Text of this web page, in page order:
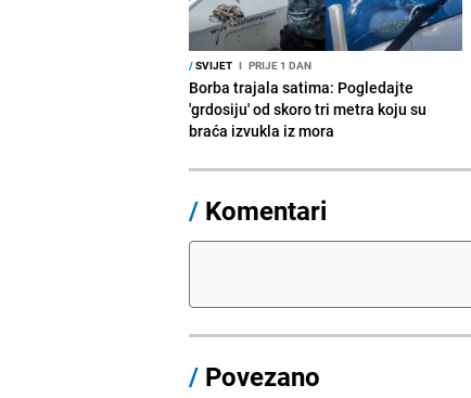
/SVIJET I PRIJE 1 DAN
Borba trajala satima: Pogledajte
'grdosiju' od skoro tri metra koju su
braća izvukla iz mora
/ Komentari
/ Povezano